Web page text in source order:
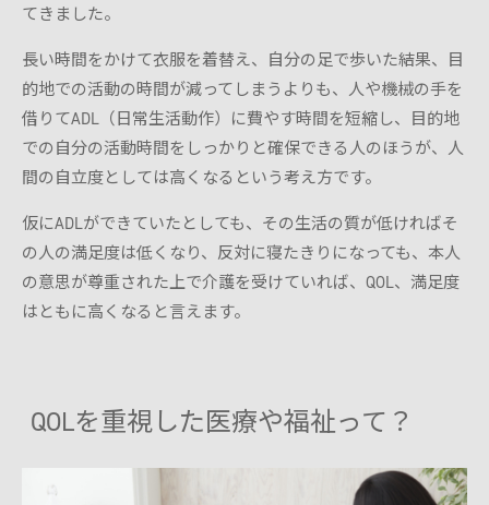
てきました。
長い時間をかけて衣服を着替え、自分の足で歩いた結果、目
的地での活動の時間が減ってしまうよりも、人や機械の手を
借りてADL（日常生活動作）に費やす時間を短縮し、目的地
での自分の活動時間をしっかりと確保できる人のほうが、人
間の自立度としては高くなるという考え方です。
仮にADLができていたとしても、その生活の質が低ければそ
の人の満足度は低くなり、反対に寝たきりになっても、本人
の意思が尊重された上で介護を受けていれば、QOL、満足度
はともに高くなると言えます。
QOLを重視した医療や福祉って？